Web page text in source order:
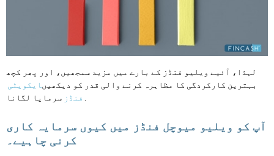
لہذا، آئیے ویلیو فنڈز کے بارے میں مزید سمجھیں، اور پھر کچھ
بہترین کارکردگی کا مظاہرہ کرنے والی قدر کو دیکھیںایکویٹی
فنڈز سرمایا لگانا.
آپ کو ویلیو میوچل فنڈز میں کیوں سرمایہ کاری
کرنی چاہیے۔